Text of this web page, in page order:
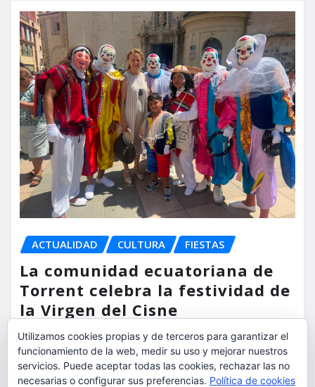
ACTUALIDAD CULTURA FIESTAS
La comunidad ecuatoriana de
Torrent celebra la festividad de
la Virgen del Cisne
torrent al dia Ago 9, 2026
Utilizamos cookies propias y de terceros para garantizar el
funcionamiento de la web, medir su uso y mejorar nuestros
servicios. Puede aceptar todas las cookies, rechazar las no
necesarias o configurar sus preferencias. Política de cookies